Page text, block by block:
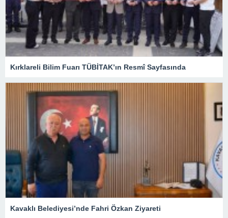
Kırklareli Bilim Fuarı TÜBİTAK’ın Resmî Sayfasında
Kavaklı Belediyesi’nde Fahri Özkan Ziyareti